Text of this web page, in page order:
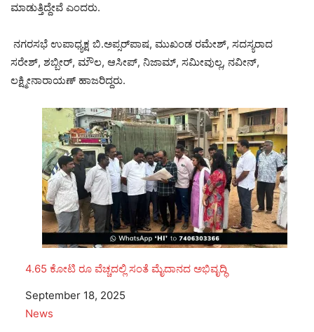
ಮಾಡುತ್ತಿದ್ದೇವೆ ಎಂದರು.
ನಗರಸಭೆ ಉಪಾಧ್ಯಕ್ಷ ಬಿ.ಅಪ್ಸರ್‌ಪಾಷ, ಮುಖಂಡ ರಮೇಶ್, ಸದಸ್ಯರಾದ
ಸರೇಶ್, ಶಬ್ಬೀರ್, ಮೌಲ, ಆಸೀಪ್, ನಿಜಾಮ್, ಸಮೀವುಲ್ಲ, ನವೀನ್,
ಲಕ್ಷ್ಮೀನಾರಾಯಣ್ ಹಾಜರಿದ್ದರು.
4.65 ಕೋಟಿ ರೂ ವೆಚ್ಚದಲ್ಲಿ ಸಂತೆ ಮೈದಾನದ ಅಭಿವೃದ್ಧಿ
Date
September 18, 2025
In relation to
News